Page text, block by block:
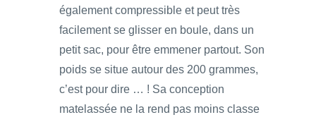
également compressible et peut très
facilement se glisser en boule, dans un
petit sac, pour être emmener partout. Son
poids se situe autour des 200 grammes,
c’est pour dire … ! Sa conception
matelassée ne la rend pas moins classe